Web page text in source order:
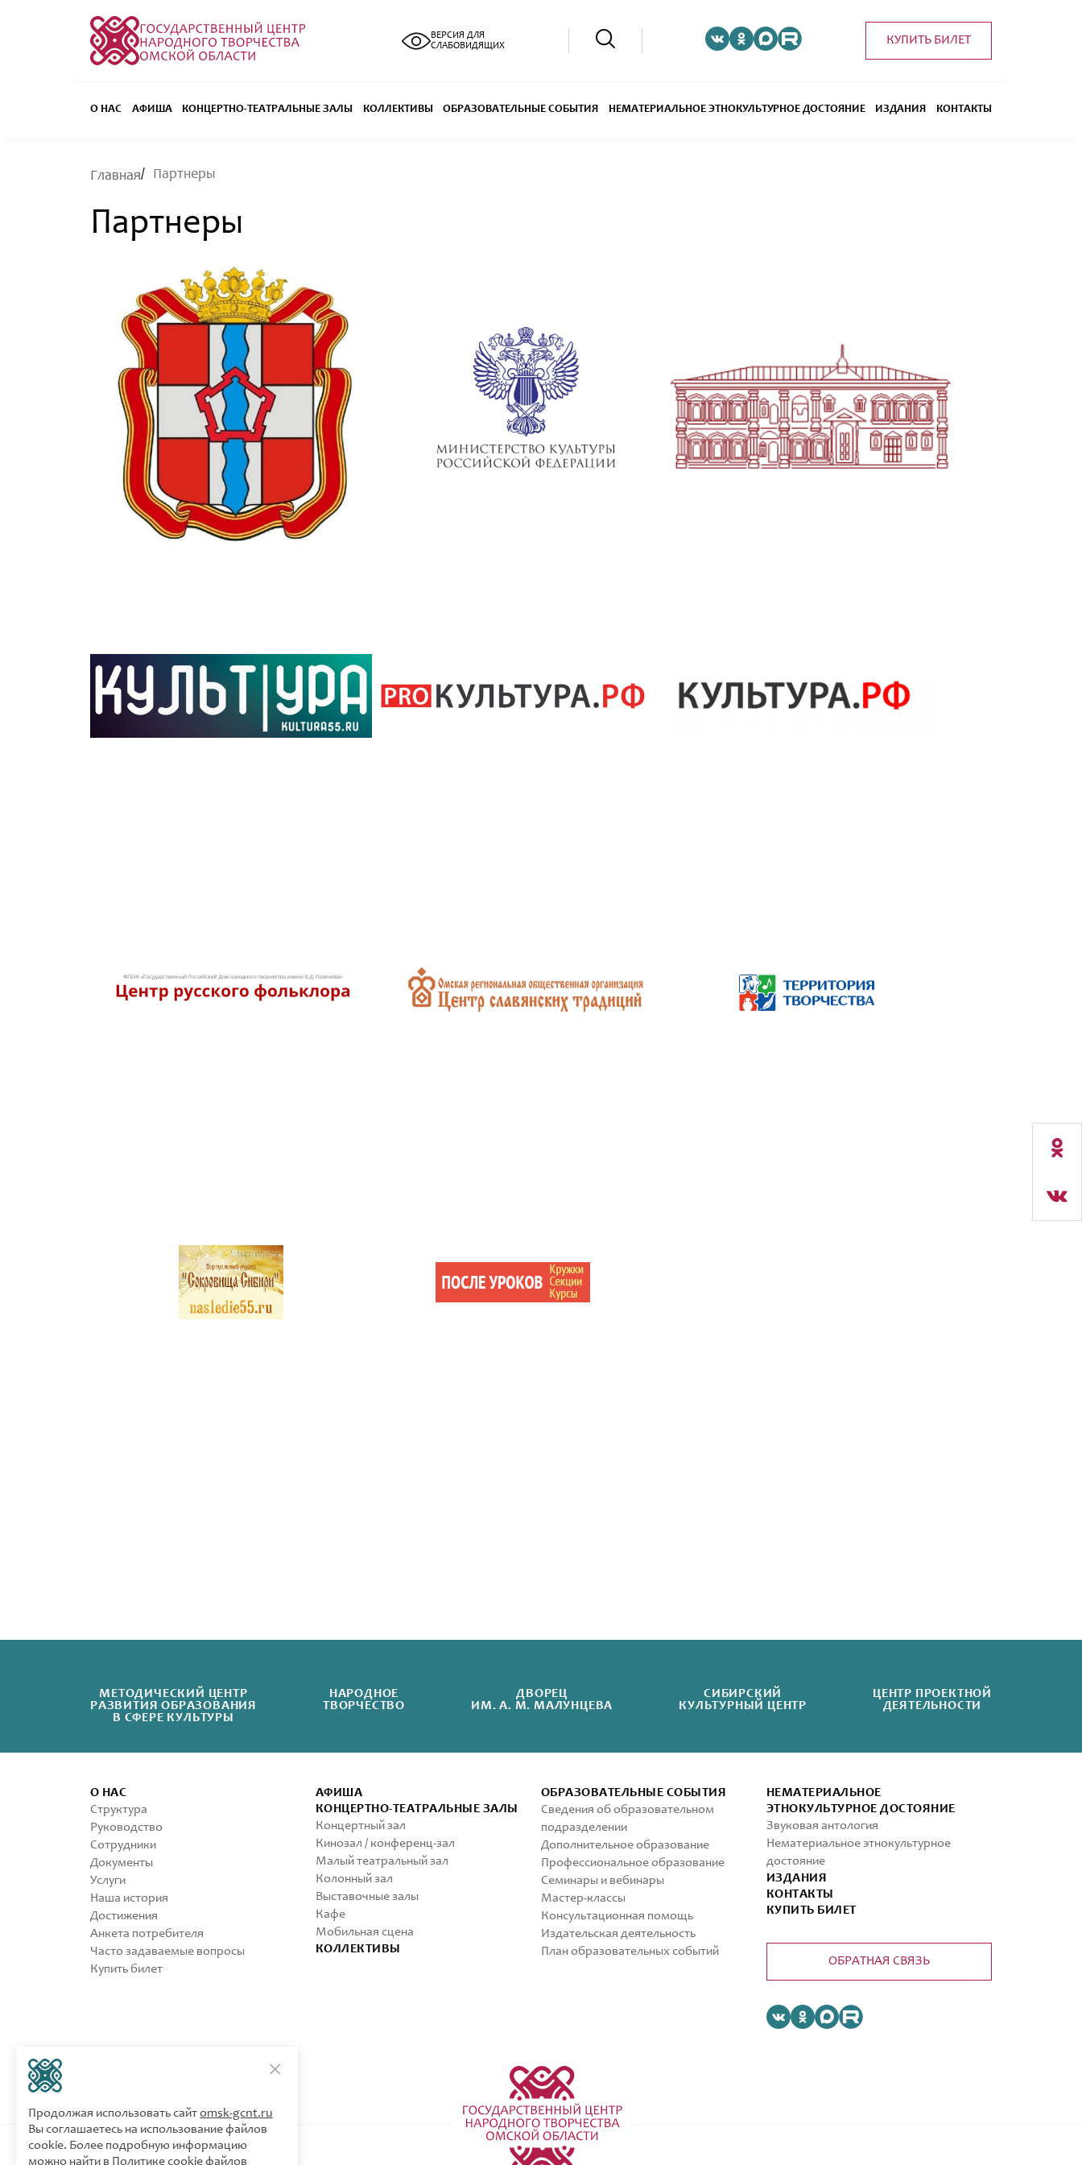
ВЕРСИЯ ДЛЯ
СЛАБОВИДЯЩИХ
КУПИТЬ БИЛЕТ
О НАС АФИША КОНЦЕРТНО-ТЕАТРАЛЬНЫЕ ЗАЛЫ КОЛЛЕКТИВЫ ОБРАЗОВАТЕЛЬНЫЕ СОБЫТИЯ НЕМАТЕРИАЛЬНОЕ ЭТНОКУЛЬТУРНОЕ ДОСТОЯНИЕ ИЗДАНИЯ КОНТАКТЫ
Главная Партнеры
Партнеры
МЕТОДИЧЕСКИЙ ЦЕНТР
РАЗВИТИЯ ОБРАЗОВАНИЯ
В СФЕРЕ КУЛЬТУРЫ
НАРОДНОЕ
ТВОРЧЕСТВО
ДВОРЕЦ
ИМ. А. М. МАЛУНЦЕВА
СИБИРСКИЙ
КУЛЬТУРНЫЙ ЦЕНТР
ЦЕНТР ПРОЕКТНОЙ
ДЕЯТЕЛЬНОСТИ
О НАС
Структура
Руководство
Сотрудники
Документы
Услуги
Наша история
Достижения
Анкета потребителя
Часто задаваемые вопросы
Купить билет
АФИША
КОНЦЕРТНО-ТЕАТРАЛЬНЫЕ ЗАЛЫ
Концертный зал
Кинозал / конференц-зал
Малый театральный зал
Колонный зал
Выставочные залы
Кафе
Мобильная сцена
КОЛЛЕКТИВЫ
ОБРАЗОВАТЕЛЬНЫЕ СОБЫТИЯ
Сведения об образовательном
подразделении
Дополнительное образование
Профессиональное образование
Семинары и вебинары
Мастер-классы
Консультационная помощь
Издательская деятельность
План образовательных событий
НЕМАТЕРИАЛЬНОЕ
ЭТНОКУЛЬТУРНОЕ ДОСТОЯНИЕ
Звуковая антология
Нематериальное этнокультурное
достояние
ИЗДАНИЯ
КОНТАКТЫ
КУПИТЬ БИЛЕТ
ОБРАТНАЯ СВЯЗЬ
Продолжая использовать сайтomsk-gcnt.ru
Вы соглашаетесь на использование файлов
cookie. Более подробную информацию
можно найти в Политике cookie файлов